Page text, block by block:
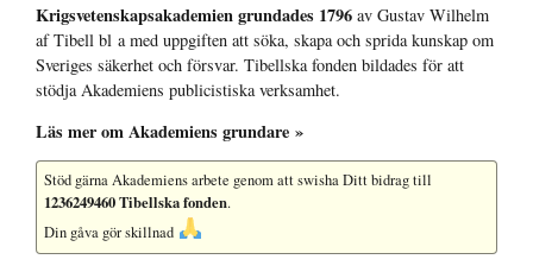
Krigsvetenskap­sakademien grundades 1796 av Gustav Wilhelm
af Tibell bl a med uppgiften att söka, skapa och sprida kunskap om
Sveriges säkerhet och försvar. Tibellska fonden bildades för att
stödja Akademiens publicistiska verksamhet.
Läs mer om Akademiens grundare »
Stöd gärna Akademiens arbete genom att swisha Ditt bidrag till
1236249460 Tibellska fonden.
Din gåva gör skillnad